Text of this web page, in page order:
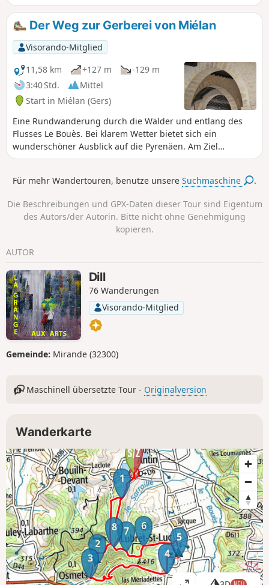
empfehle Ihnen jedoch, sie bei klarem Wetter zu
unternehmen, um den Blick auf die Pyrenäen in vollen
Zügen genießen zu können.
Der Weg zur Gerberei von Miélan
Visorando-Mitglied
11,58 km
+127 m
-129 m
3:40 Std.
Mittel
Start in Miélan (Gers)
Eine Rundwanderung durch die Wälder und entlang des
Flusses Le Bouès. Bei klarem Wetter bietet sich ein
wunderschöner Ausblick auf die Pyrenäen. Am Ziel
durchqueren Sie den alten Ortskern von Miélan mit seiner
Für mehr Wandertouren, benutze unsereSuchmaschine .
Die Beschreibungen und GPX-Daten dieser Tour sind Eigentum
des Autors/der Autorin. Bitte nicht ohne Genehmigung
kopieren.
AUTOR
Dill
76 Wanderungen
Visorando-Mitglied
Gemeinde: Mirande (32300)
Maschinell übersetzte Tour - Originalversion
Wanderkarte
1
2
3
4
5
6
7
8